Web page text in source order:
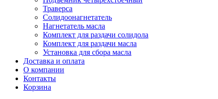
Траверса
Солидоонагнетатель
Нагнетатель масла
Комплект для раздачи солидола
Комплект для раздачи масла
Установка для сбора масла
Доставка и оплата
О компании
Контакты
Корзина